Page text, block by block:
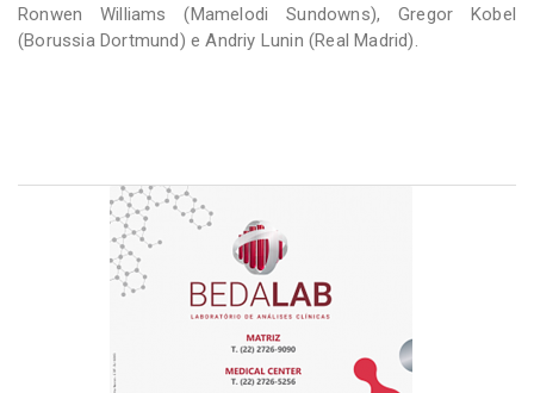
Ronwen Williams (Mamelodi Sundowns), Gregor Kobel
(Borussia Dortmund) e Andriy Lunin (Real Madrid).